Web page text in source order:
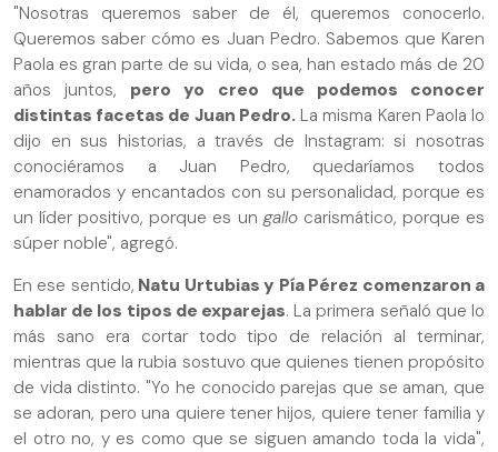
"Nosotras queremos saber de él, queremos conocerlo.
Queremos saber cómo es Juan Pedro. Sabemos que Karen
Paola es gran parte de su vida, o sea, han estado más de 20
años juntos, pero yo creo que podemos conocer
distintas facetas de Juan Pedro.La misma Karen Paola lo
dijo en sus historias, a través de Instagram: si nosotras
conociéramos a Juan Pedro, quedaríamos todos
enamorados y encantados con su personalidad, porque es
un líder positivo, porque es un gallocarismático, porque es
súper noble", agregó.
En ese sentido, Natu Urtubias y Pía Pérez comenzaron a
hablar de los tipos de exparejas. La primera señaló que lo
más sano era cortar todo tipo de relación al terminar,
mientras que la rubia sostuvo que quienes tienen propósito
de vida distinto. "Yo he conocido parejas que se aman, que
se adoran, pero una quiere tener hijos, quiere tener familia y
el otro no, y es como que se siguen amando toda la vida",